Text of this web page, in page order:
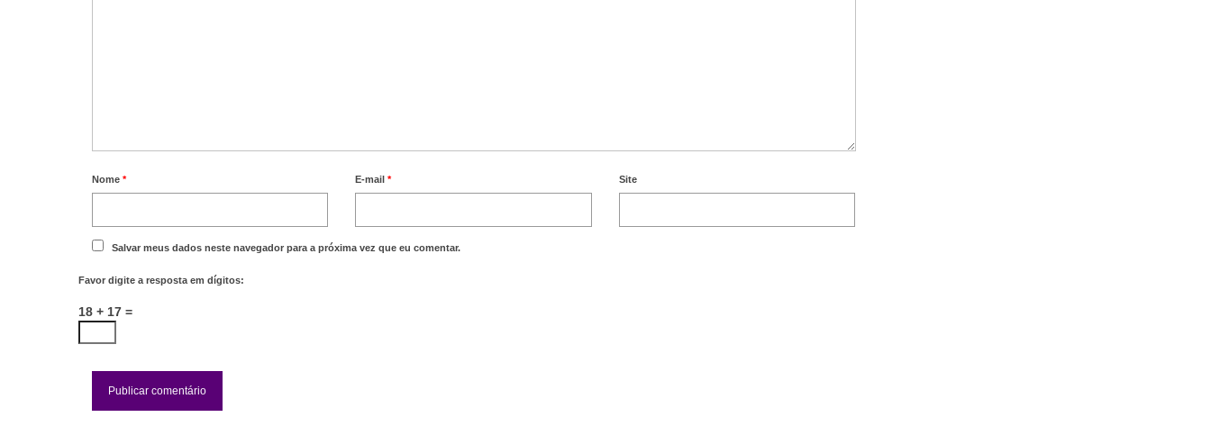
Nome * E-mail* Site
Salvar meus dados neste navegador para a próxima vez que eu comentar.
Favor digite a resposta em dígitos:
18 + 17 =